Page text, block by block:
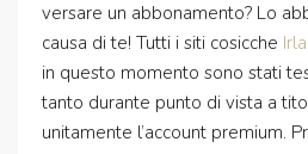
versare un abbonamento? Lo
causa di te! Tutti i siti cosicche
in questo momento sono stati
tanto durante punto di vista a
unitamente l’account premium.